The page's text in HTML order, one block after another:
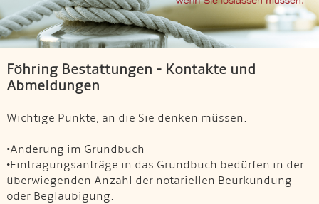
Föhring Bestattungen - Kontakte und
Abmeldungen
Wichtige Punkte, an die Sie denken müssen:
•Änderung im Grundbuch
•Eintragungsanträge in das Grundbuch bedürfen in der
überwiegenden Anzahl der notariellen Beurkundung
oder Beglaubigung.